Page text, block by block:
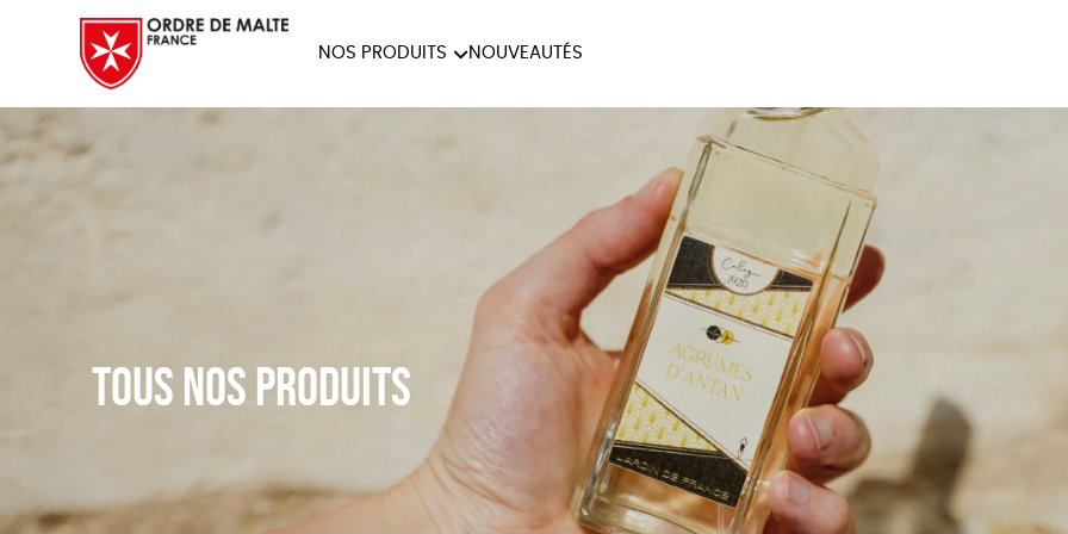
NOS PRODUITS
NOTRE COLLECTION MAISON
LIVRES
NOUVEAUTÉS
Tous nos produits